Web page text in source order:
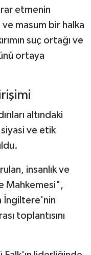
etmenin
masum bir halka
suç ortağı ve
ortaya
altındaki
ve etik
insanlık ve
Mahkemesi",
İngiltere'nin
toplantısını